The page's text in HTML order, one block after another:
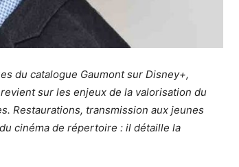
du catalogue Gaumont sur Disney+,
sur les enjeux de la valorisation du
Restaurations, transmission aux jeunes
cinéma de répertoire : il détaille la